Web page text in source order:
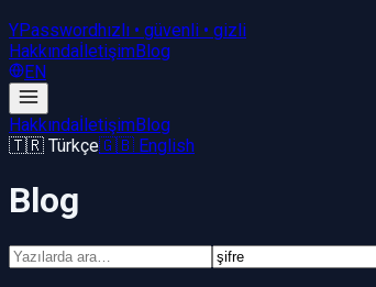
YPasswordhızlı • güvenli • gizli
HakkındaİletişimBlog
EN
HakkındaİletişimBlog
🇹🇷 Türkçe🇬🇧 English
Blog